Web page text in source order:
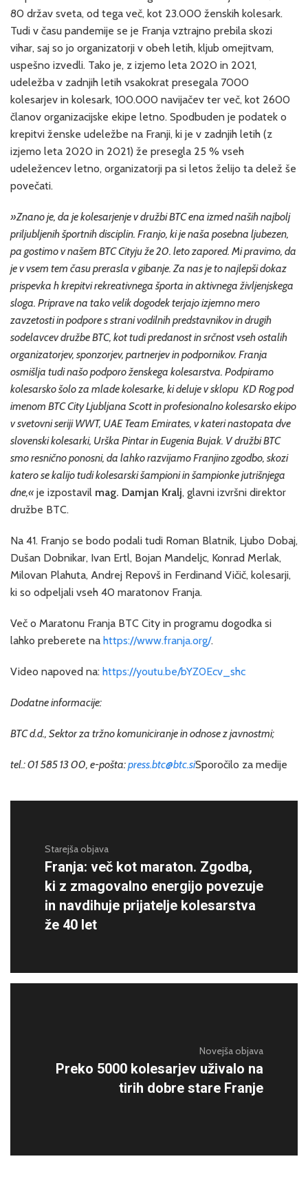
80 držav sveta, od tega več, kot 23.000 ženskih kolesark.
Tudi v času pandemije se je Franja vztrajno prebila skozi
vihar, saj so jo organizatorji v obeh letih, kljub omejitvam,
uspešno izvedli. Tako je, z izjemo leta 2020 in 2021,
udeležba v zadnjih letih vsakokrat presegala 7000
kolesarjev in kolesark, 100.000 navijačev ter več, kot 2600
članov organizacijske ekipe letno. Spodbuden je podatek o
krepitvi ženske udeležbe na Franji, ki je v zadnjih letih (z
izjemo leta 2020 in 2021) že presegla 25 % vseh
udeležencev letno, organizatorji pa si letos želijo ta delež še
povečati.
»Znano je, da je kolesarjenje v družbi BTC ena izmed naših najbolj
priljubljenih športnih disciplin. Franjo, ki je naša posebna ljubezen,
pa gostimo v našem BTC Cityju že 20. leto zapored. Mi pravimo, da
je v vsem tem času prerasla v gibanje. Za nas je to najlepši dokaz
prispevka h krepitvi rekreativnega športa in aktivnega življenjskega
sloga. Priprave na tako velik dogodek terjajo izjemno mero
zavzetosti in podpore s strani vodilnih predstavnikov in drugih
sodelavcev družbe BTC, kot tudi predanost in srčnost vseh ostalih
organizatorjev, sponzorjev, partnerjev in podpornikov. Franja
osmišlja tudi našo podporo ženskega kolesarstva. Podpiramo
kolesarsko šolo za mlade kolesarke, ki deluje v sklopu KD Rog pod
imenom BTC City Ljubljana Scott in profesionalno kolesarsko ekipo
v svetovni seriji WWT, UAE Team Emirates, v kateri nastopata dve
slovenski kolesarki, Urška Pintar in Eugenia Bujak. V družbi BTC
smo resnično ponosni, da lahko razvijamo Franjino zgodbo, skozi
katero se kalijo tudi kolesarski šampioni in šampionke jutrišnjega
dne,«je izpostavil mag. Damjan Kralj, glavni izvršni direktor
družbe BTC.
Na 41. Franjo se bodo podali tudi Roman Blatnik, Ljubo Dobaj,
Dušan Dobnikar, Ivan Ertl, Bojan Mandeljc, Konrad Merlak,
Milovan Plahuta, Andrej Repovš in Ferdinand Vičič, kolesarji,
ki so odpeljali vseh 40 maratonov Franja.
Več o Maratonu Franja BTC City in programu dogodka si
lahko preberete na https://www.franja.org/.
Video napoved na: https://youtu.be/bYZ0Ecv_shc
Dodatne informacije:
BTC d.d., Sektor za tržno komuniciranje in odnose z javnostmi;
tel.: 01 585 13 00, e-pošta:press.btc@btc.siSporočilo za medije
Starejša objava
Franja: več kot maraton. Zgodba,
ki z zmagovalno energijo povezuje
in navdihuje prijatelje kolesarstva
že 40 let
Novejša objava
Preko 5000 kolesarjev uživalo na
tirih dobre stare Franje